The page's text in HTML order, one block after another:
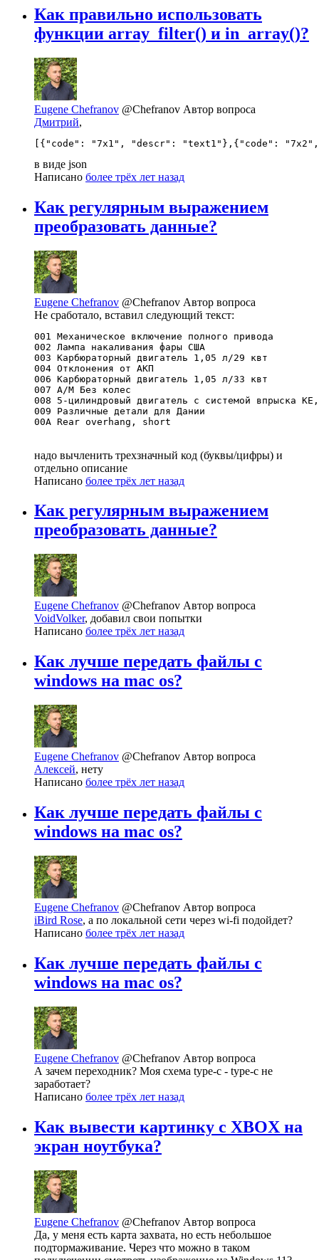
Как правильно использовать
функции array_filter() и in_array()?
Eugene Chefranov @Chefranov Автор вопроса
Дмитрий,
[{"code": "7x1", "descr": "text1"},{"code":
в виде json
Написано более трёх лет назад
Как регулярным выражением
преобразовать данные?
Eugene Chefranov @Chefranov Автор вопроса
Не сработало, вставил следующий текст:
001 Механическое включение полного привода
002 Лампа накаливания фары США
003 Карбюраторный двигатель 1,05 л/29 квт
004 Отклонения от АКП
006 Карбюраторный двигатель 1,05 л/33 квт
007 А/М Без колес
008 5-цилиндровый двигатель с системой
009 Различные детали для Дании
00A Rear overhang, short
надо вычленить трехзначный код (буквы/цифры) и
отдельно описание
Написано более трёх лет назад
Как регулярным выражением
преобразовать данные?
Eugene Chefranov @Chefranov Автор вопроса
VoidVolker, добавил свои попытки
Написано более трёх лет назад
Как лучше передать файлы с
windows на mac os?
Eugene Chefranov @Chefranov Автор вопроса
Алексей, нету
Написано более трёх лет назад
Как лучше передать файлы с
windows на mac os?
Eugene Chefranov @Chefranov Автор вопроса
iBird Rose, а по локальной сети через wi-fi подойдет?
Написано более трёх лет назад
Как лучше передать файлы с
windows на mac os?
Eugene Chefranov @Chefranov Автор вопроса
А зачем переходник? Моя схема type-c - type-c не
заработает?
Написано более трёх лет назад
Как вывести картинку с XBOX на
экран ноутбука?
Eugene Chefranov @Chefranov Автор вопроса
Да, у меня есть карта захвата, но есть небольшое
подтормаживание. Через что можно в таком